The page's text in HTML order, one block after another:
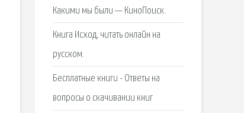
Какими мы были — КиноПоиск.
Книга Исход, читать онлайн на
русском.
Бесплатные книги - Ответы на
вопросы о скачивании книг